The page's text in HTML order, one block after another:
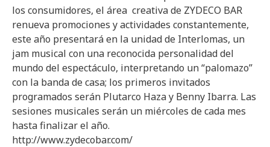
los consumidores, el área creativa de ZYDECO BAR
renueva promociones y actividades constantemente,
este año presentará en la unidad de Interlomas, un
jam musical con una reconocida personalidad del
mundo del espectáculo, interpretando un “palomazo”
con la banda de casa; los primeros invitados
programados serán Plutarco Haza y Benny Ibarra. Las
sesiones musicales serán un miércoles de cada mes
hasta finalizar el año.
http://www.zydecobar.com/